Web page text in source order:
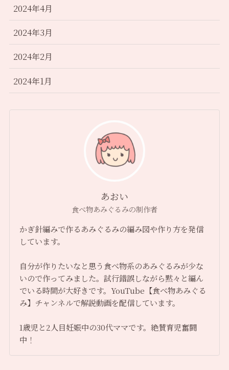
2024年4月
2024年3月
2024年2月
2024年1月
あおい
食べ物あみぐるみの制作者
かぎ針編みで作るあみぐるみの編み図や作り方を発信
しています。
自分が作りたいなと思う食べ物系のあみぐるみが少な
いので作ってみました。試行錯誤しながら黙々と編ん
でいる時間が大好きです。YouTube【食べ物あみぐる
み】チャンネルで解説動画を配信しています。
1歳児と2人目妊娠中の30代ママです。絶賛育児奮闘
中！